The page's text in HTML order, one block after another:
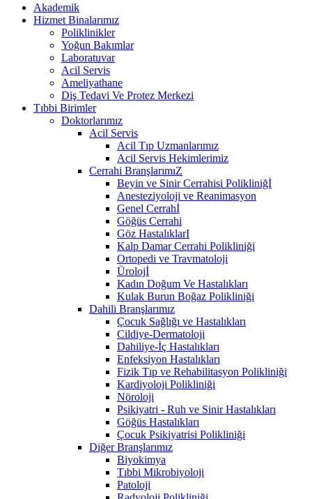
Akademik
Hizmet Binalarımız
Poliklinikler
Yoğun Bakımlar
Laboratuvar
Acil Servis
Ameliyathane
Diş Tedavi Ve Protez Merkezi
Tıbbi Birimler
Doktorlarımız
Acil Servis
Acil Tıp Uzmanlarımız
Acil Servis Hekimlerimiz
Cerrahi BranşlarımıZ
Beyin ve Sinir Cerrahisi Polikliniğİ
Anesteziyoloji ve Reanimasyon
Genel Cerrahİ
Göğüs Cerrahi
Göz HastalıklarI
Kalp Damar Cerrahi Polikliniği
Ortopedi ve Travmatoloji
Ürolojİ
Kadın Doğum Ve Hastalıkları
Kulak Burun Boğaz Polikliniği
Dahili Branşlarımız
Çocuk Sağlığı ve Hastalıkları
Cildiye-Dermatoloji
Dahiliye-İç Hastalıkları
Enfeksiyon Hastalıkları
Fizik Tıp ve Rehabilitasyon Polikliniği
Kardiyoloji Polikliniği
Nöroloji
Psikiyatri - Ruh ve Sinir Hastalıkları
Göğüs Hastalıkları
Çocuk Psikiyatrisi Polikliniği
Diğer Branşlarımız
Biyokimya
Tıbbi Mikrobiyoloji
Patoloji